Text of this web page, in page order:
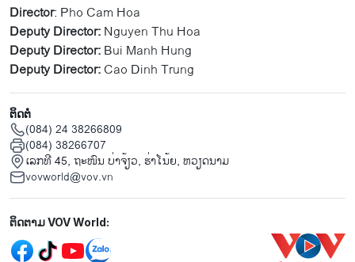
Director: Pho Cam Hoa
Deputy Director:Nguyen Thu Hoa
Deputy Director:Bui Manh Hung
Deputy Director:Cao Dinh Trung
ຕິດຕໍ່
(084) 24 38266809
(084) 38266707
ເລກທີ 45, ຖະໜົນ ບ່າ​ຈ້ຽວ, ຮ່າ​ໂນ້ຍ, ຫວຽດນາມ
vovworld@vov.vn
Mạng xã hội
ຕິດຕາມ VOV World: